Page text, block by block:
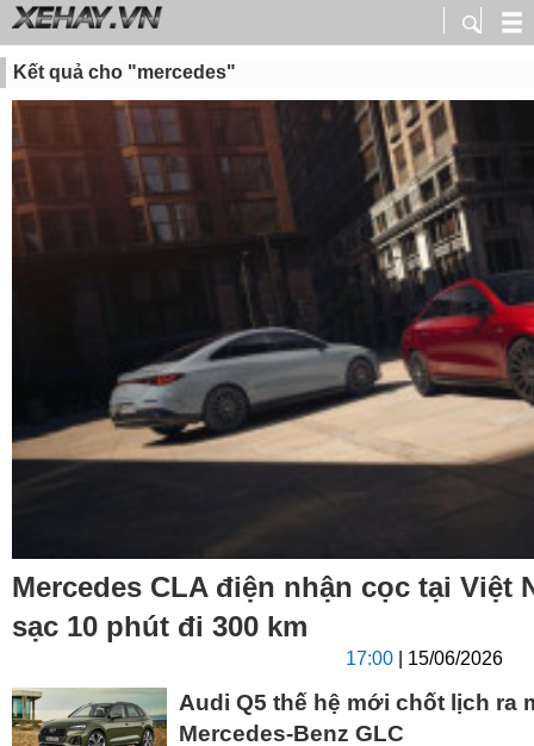
Kết quả cho "mercedes"
Mercedes CLA điện nhận cọc tại Việt
sạc 10 phút đi 300 km
17:00 | 15/06/2026
Audi Q5 thế hệ mới chốt lịch ra
Mercedes-Benz GLC